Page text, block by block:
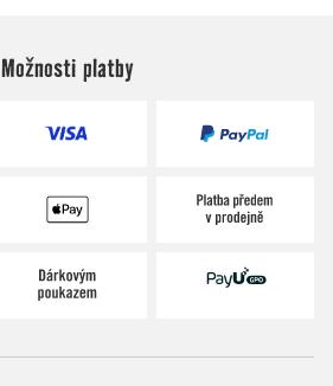
Možnosti platby